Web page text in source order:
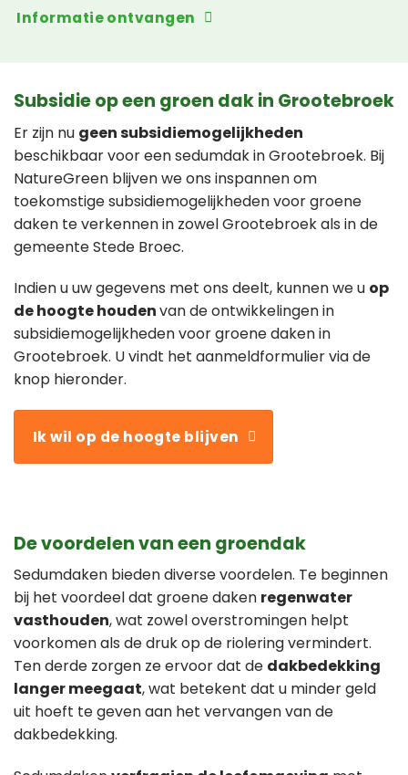
Informatie ontvangen
Subsidie op een groen dak in Grootebroek
Er zijn nu geen subsidiemogelijkheden
beschikbaar voor een sedumdak in Grootebroek. Bij
NatureGreen blijven we ons inspannen om
toekomstige subsidiemogelijkheden voor groene
daken te verkennen in zowel Grootebroek als in de
gemeente Stede Broec.
Indien u uw gegevens met ons deelt, kunnen we u op
de hoogte houdenvan de ontwikkelingen in
subsidiemogelijkheden voor groene daken in
Grootebroek. U vindt het aanmeldformulier via de
knop hieronder.
Ik wil op de hoogte blijven
De voordelen van een groendak
Sedumdaken bieden diverse voordelen. Te beginnen
bij het voordeel dat groene daken regenwater
vasthouden, wat zowel overstromingen helpt
voorkomen als de druk op de riolering vermindert.
Ten derde zorgen ze ervoor dat de dakbedekking
langer meegaat, wat betekent dat u minder geld
uit hoeft te geven aan het vervangen van de
dakbedekking.